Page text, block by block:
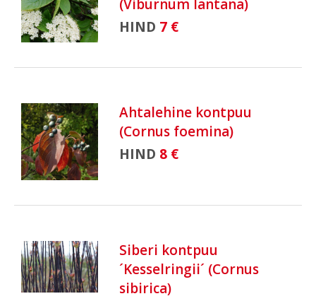
(Viburnum lantana)
HIND 7 €
Ahtalehine kontpuu
(Cornus foemina)
HIND 8 €
Siberi kontpuu
´Kesselringii´ (Cornus
sibirica)